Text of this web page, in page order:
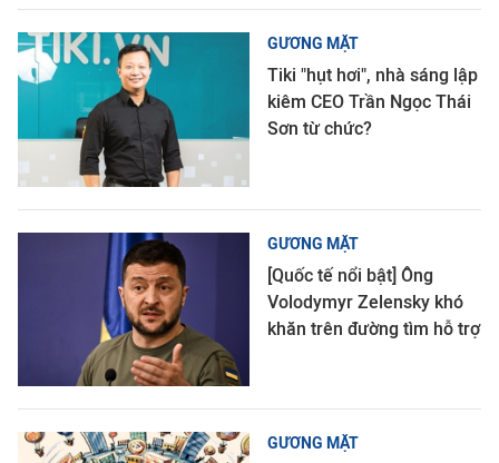
GƯƠNG MẶT
Tiki "hụt hơi", nhà sáng lập
kiêm CEO Trần Ngọc Thái
Sơn từ chức?
GƯƠNG MẶT
[Quốc tế nổi bật] Ông
Volodymyr Zelensky khó
khăn trên đường tìm hỗ trợ
GƯƠNG MẶT